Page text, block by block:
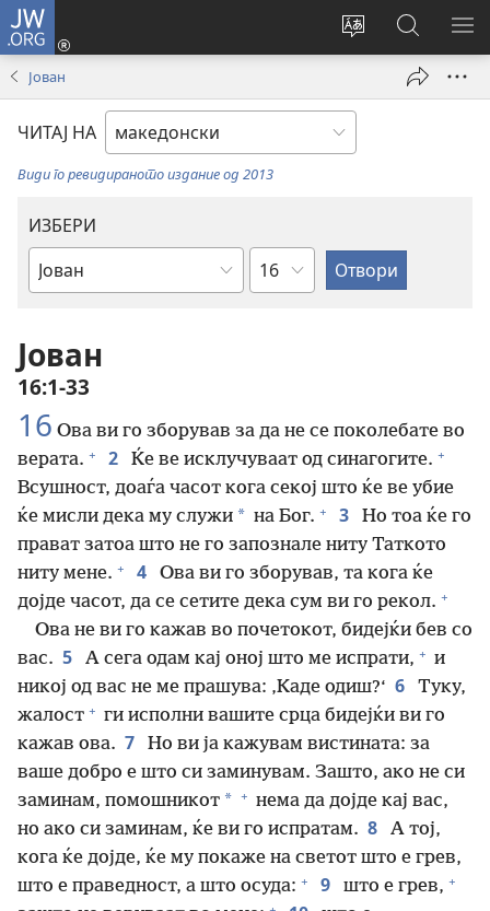
JW.ORG
Смени
јазикот
на
страницата
Најави
се
window)
на
JW.ORG/
Јован
ЧИТАЈ НА
Види го ревидираното издание од 2013
ИЗБЕРИ
Библиска
Поглавје
Јован
16:1-33
16 Ова ви го зборував за да не се поколебате во
верата. + 2 Ќе ве исклучуваат од синагогите. +
Всушност, доаѓа часот кога секој што ќе ве убие
ќе мисли дека му служи * на Бог. + 3
Но тоа ќе го
прават затоа што не го запознале ниту Таткото
ниту мене. + 4
Ова ви го зборував, та кога ќе
дојде часот, да се сетите дека сум ви го рекол. +
Ова не ви го кажав во почетокот, бидејќи бев со
вас. 5 А сега одам кај оној што ме испрати, + и
никој од вас не ме прашува: ‚Каде одиш?‘ 6
Туку,
жалост + ги исполни вашите срца бидејќи ви го
кажав ова. 7
Но ви ја кажувам вистината: за
ваше добро е што си заминувам. Зашто, ако не си
заминам, помошникот * + нема да дојде кај вас,
но ако си заминам, ќе ви го испратам. 8
А тој,
кога ќе дојде, ќе му покаже на светот што е грев,
што е праведност, а што осуда: + 9 што е грев, +